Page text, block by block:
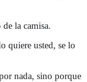
la camisa.
quiere usted, se lo
nada, sino porque